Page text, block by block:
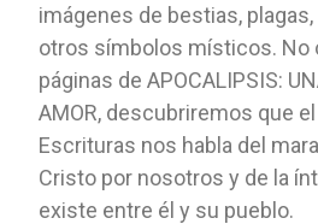
imágenes de bestias,
otros símbolos místicos. No
páginas de APOCALIPSIS:
AMOR, descubriremos que
Escrituras nos habla del
Cristo por nosotros y de la
existe entre él y su pueblo.